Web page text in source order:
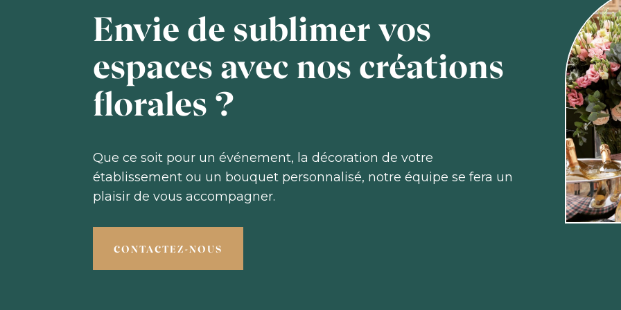
Envie de sublimer vos
espaces avec nos créations
florales ?
Que ce soit pour un événement, la décoration de votre
établissement ou un bouquet personnalisé, notre équipe se fera un
plaisir de vous accompagner.
CONTACTEZ-NOUS